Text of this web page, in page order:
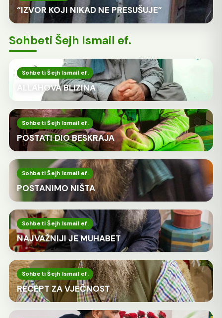
“IZVOR KOJI NIKAD NE PRESUŠUJE”
Sohbeti Šejh Ismail ef.
Sohbeti Šejh Ismail ef.
ALLAHOVA BLIZINA
Sohbeti Šejh Ismail ef.
POSTATI DIO BESKRAJA
Sohbeti Šejh Ismail ef.
POSTANIMO NIŠTA
Sohbeti Šejh Ismail ef.
NAJVAŽNIJI JE MUHABET
Sohbeti Šejh Ismail ef.
RECEPT ZA VJEČNOST